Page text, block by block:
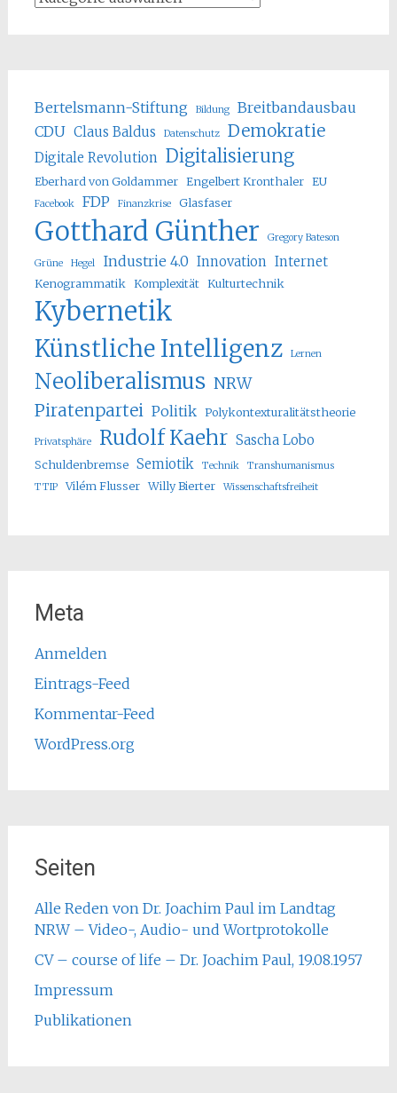
Bertelsmann-Stiftung Bildung
Breitbandausbau
CDU Claus Baldus Datenschutz Demokratie
Digitale Revolution Digitalisierung
Eberhard von Goldammer Engelbert Kronthaler EU
Facebook FDP Finanzkrise Glasfaser
Gotthard Günther Gregory Bateson
Grüne Hegel Industrie 4.0 Innovation Internet
Kenogrammatik Komplexität Kulturtechnik
Kybernetik
Künstliche Intelligenz Lernen
Neoliberalismus NRW
Piratenpartei Politik Polykontexturalitätstheorie
Privatsphäre Rudolf Kaehr Sascha Lobo
Schuldenbremse Semiotik Technik
Transhumanismus
TTIP
Vilém Flusser Willy Bierter Wissenschaftsfreiheit
Meta
Anmelden
Eintrags-Feed
Kommentar-Feed
WordPress.org
Seiten
Alle Reden von Dr. Joachim Paul im Landtag
NRW – Video-, Audio- und Wortprotokolle
CV – course of life – Dr. Joachim Paul, 19.08.1957
Impressum
Publikationen